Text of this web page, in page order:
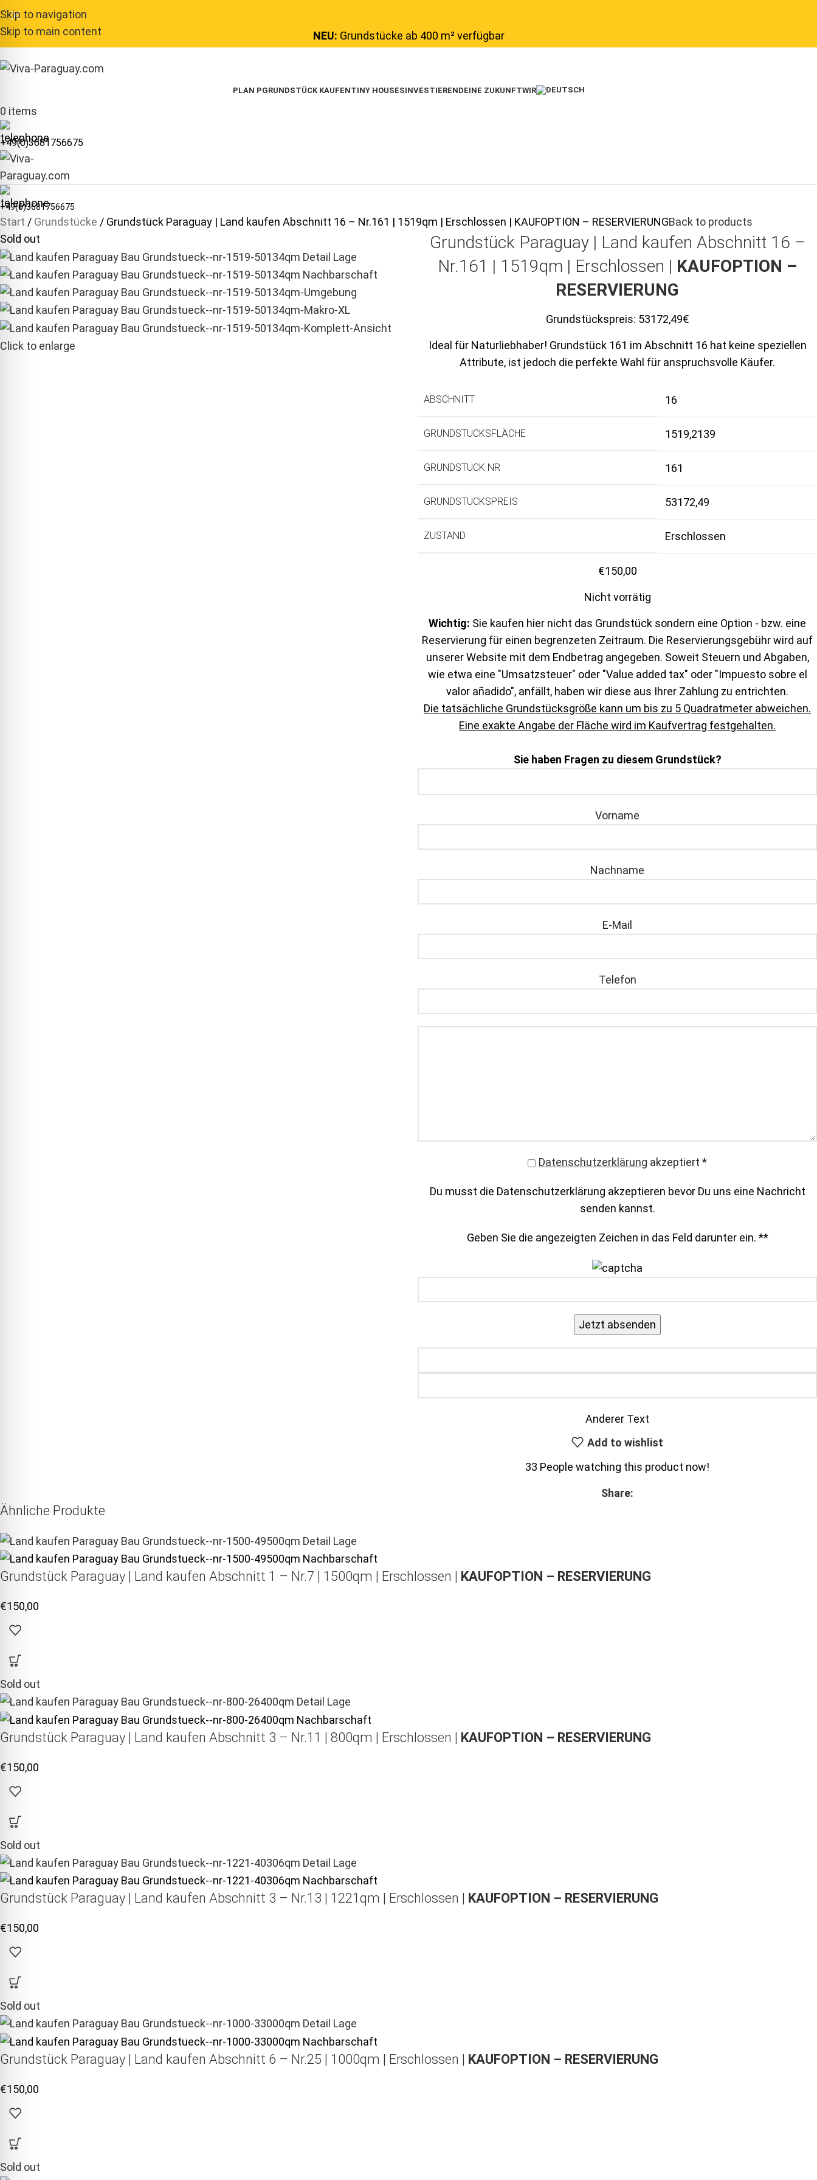
Skip to navigation
Skip to main content
NEU: Grundstücke ab 400 m² verfügbar
PLAN PGRUNDSTÜCK KAUFENTINY HOUSESINVESTIERENDEINE ZUKUNFTWIR
0 items
+49(0)3681756675
+49(0)3681756675
Start Grundstücke Grundstück Paraguay | Land kaufen Abschnitt 16 – Nr.161 | 1519qm | Erschlossen | KAUFOPTION – RESERVIERUNGBack to products
Sold out
Click to enlarge
Grundstück Paraguay | Land kaufen Abschnitt 16 –
Nr.161 | 1519qm | Erschlossen | KAUFOPTION –
RESERVIERUNG
Grundstückspreis: 53172,49€
Ideal für Naturliebhaber! Grundstück 161 im Abschnitt 16 hat keine speziellen
Attribute, ist jedoch die perfekte Wahl für anspruchsvolle Käufer.
ABSCHNITT 16
GRUNDSTÜCKSFLÄCHE 1519,2139
GRUNDSTÜCK NR 161
GRUNDSTÜCKSPREIS 53172,49
ZUSTAND Erschlossen
€150,00
Nicht vorrätig
Wichtig: Sie kaufen hier nicht das Grundstück sondern eine Option - bzw. eine
Reservierung für einen begrenzeten Zeitraum. Die Reservierungsgebühr wird auf
unserer Website mit dem Endbetrag angegeben. Soweit Steuern und Abgaben,
wie etwa eine "Umsatzsteuer" oder "Value added tax" oder "Impuesto sobre el
valor añadido", anfällt, haben wir diese aus Ihrer Zahlung zu entrichten.
Die tatsächliche Grundstücksgröße kann um bis zu 5 Quadratmeter abweichen.
Eine exakte Angabe der Fläche wird im Kaufvertrag festgehalten.
Sie haben Fragen zu diesem Grundstück?
Vorname
Nachname
E-Mail
Telefon
Datenschutzerklärung akzeptiert *
Du musst die Datenschutzerklärung akzeptieren bevor Du uns eine Nachricht
senden kannst.
Geben Sie die angezeigten Zeichen in das Feld darunter ein. **
Anderer Text
Add to wishlist
33 People watching this product now!
Share:
Ähnliche Produkte
Grundstück Paraguay | Land kaufen Abschnitt 1 – Nr.7 | 1500qm | Erschlossen | KAUFOPTION – RESERVIERUNG
€150,00
Sold out
Grundstück Paraguay | Land kaufen Abschnitt 3 – Nr.11 | 800qm | Erschlossen | KAUFOPTION – RESERVIERUNG
€150,00
Sold out
Grundstück Paraguay | Land kaufen Abschnitt 3 – Nr.13 | 1221qm | Erschlossen | KAUFOPTION – RESERVIERUNG
€150,00
Sold out
Grundstück Paraguay | Land kaufen Abschnitt 6 – Nr.25 | 1000qm | Erschlossen | KAUFOPTION – RESERVIERUNG
€150,00
Sold out